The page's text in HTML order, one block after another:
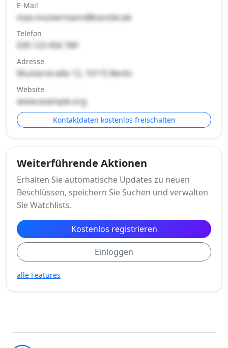
E-Mail
max.mustermann@kanzlei.de
Telefon
030 123 456 789
Adresse
Musterstraße 12, 10115 Berlin
Website
www.example.org
Kontaktdaten kostenlos freischalten
Weiterführende Aktionen
Erhalten Sie automatische Updates zu neuen
Beschlüssen, speichern Sie Suchen und verwalten
Sie Watchlists.
Kostenlos registrieren
Einloggen
alle Features